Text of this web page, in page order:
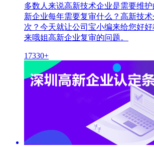
多数人来说高新技术企业是需要维
新企业每年需要复审什么？高新技
次？今天就让公司宝小编来给您好
来哦姐高新企业复审的问题。
17330+